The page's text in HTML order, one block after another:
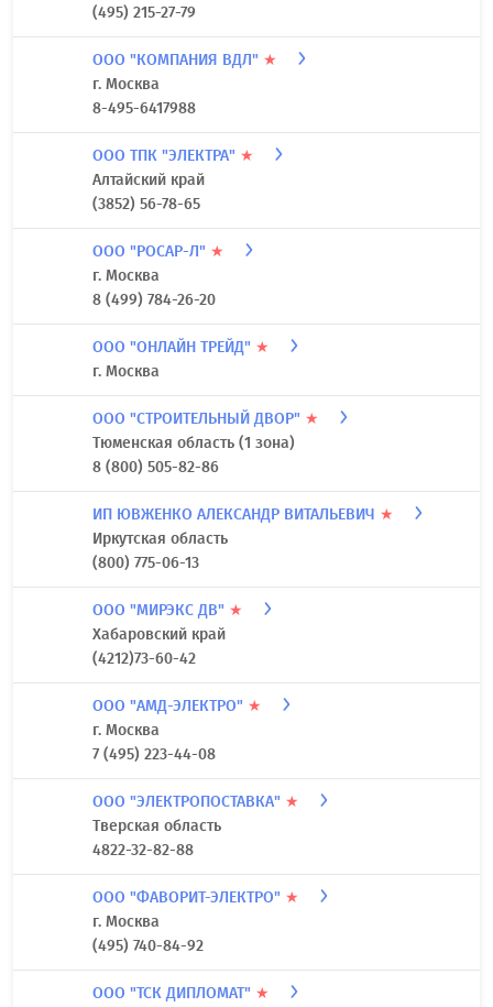
(495) 215-27-79
ООО "КОМПАНИЯ ВДЛ" ★
г. Москва
8-495-6417988
ООО ТПК "ЭЛЕКТРА" ★
Алтайский край
(3852) 56-78-65
ООО "РОСАР-Л" ★
г. Москва
8 (499) 784-26-20
ООО "ОНЛАЙН ТРЕЙД" ★
г. Москва
ООО "СТРОИТЕЛЬНЫЙ ДВОР" ★
Тюменская область (1 зона)
8 (800) 505-82-86
ИП ЮВЖЕНКО АЛЕКСАНДР ВИТАЛЬЕВИЧ ★
Иркутская область
(800) 775-06-13
ООО "МИРЭКС ДВ" ★
Хабаровский край
(4212)73-60-42
ООО "АМД-ЭЛЕКТРО" ★
г. Москва
7 (495) 223-44-08
ООО "ЭЛЕКТРОПОСТАВКА" ★
Тверская область
4822-32-82-88
ООО "ФАВОРИТ-ЭЛЕКТРО" ★
г. Москва
(495) 740-84-92
ООО "ТСК ДИПЛОМАТ" ★